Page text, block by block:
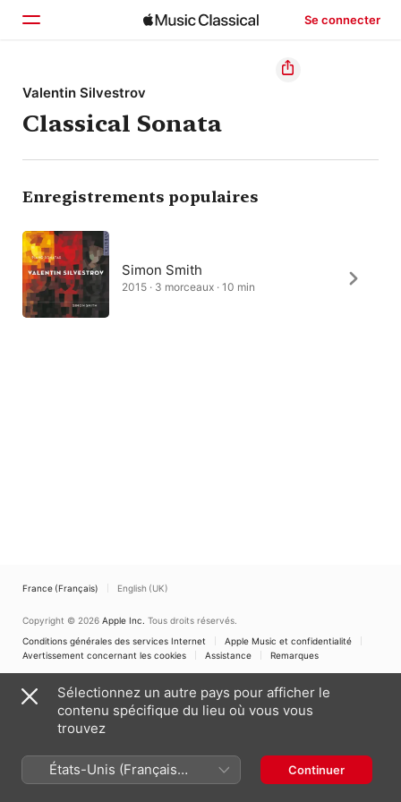
Se connecter
Accueil
Parcourir
Rechercher
Valentin Silvestrov
Classical Sonata
Enregistrements populaires
Simon Smith
2015 · 3 morceaux · 10 min
France (Français) English (UK)
Copyright © 2026 Apple Inc. Tous droits réservés.
Conditions générales des services Internet
Apple Music et confidentialité
Avertissement concernant les cookies
Assistance Remarques
Sélectionnez un autre pays pour afficher le
contenu spécifique du lieu où vous vous
trouvez
États-Unis (Français
France)
Continuer